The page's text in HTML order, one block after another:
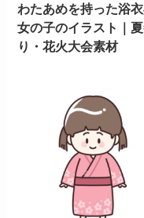
わたあめを持った浴
女の子のイラスト｜
り・花火大会素材